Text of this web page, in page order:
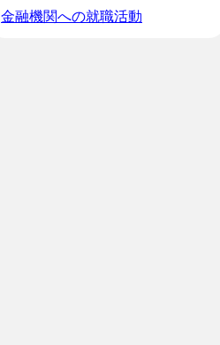
金融機関への就職活動